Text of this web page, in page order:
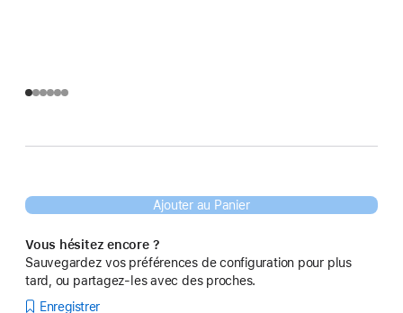
Ajouter au Panier
Vous hésitez encore ?
Sauvegardez vos préférences de configuration pour plus
tard, ou partagez-les avec des proches.
Enregistrer